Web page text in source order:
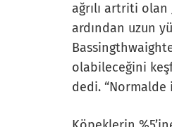
ağrılı artriti
ardından uzun
olabileceğini
dedi. “Normalde